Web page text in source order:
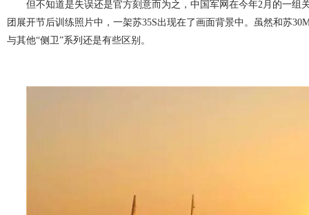
但不知道是失误还是官方刻意而为之，中国军网在今年2月的一组
团展开节后训练照片中，一架苏35S出现在了画面背景中。虽然和苏
与其他“侧卫”系列还是有些区别。